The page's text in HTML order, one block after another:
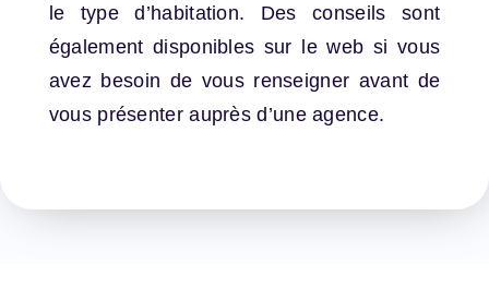
le type d’habitation. Des conseils sont
également disponibles sur le web si vous
avez besoin de vous renseigner avant de
vous présenter auprès d’une agence.